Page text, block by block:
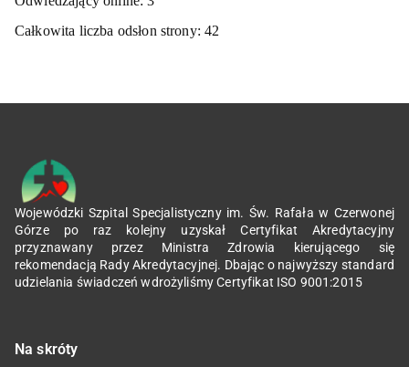
Całkowita liczba odsłon strony:42
Wojewódzki Szpital Specjalistyczny im. Św. Rafała w Czerwonej
Górze po raz kolejny uzyskał Certyfikat Akredytacyjny
przyznawany przez Ministra Zdrowia kierującego się
rekomendacją Rady Akredytacyjnej. Dbając o najwyższy standard
udzielania świadczeń wdrożyliśmy Certyfikat ISO 9001:2015
Na skróty